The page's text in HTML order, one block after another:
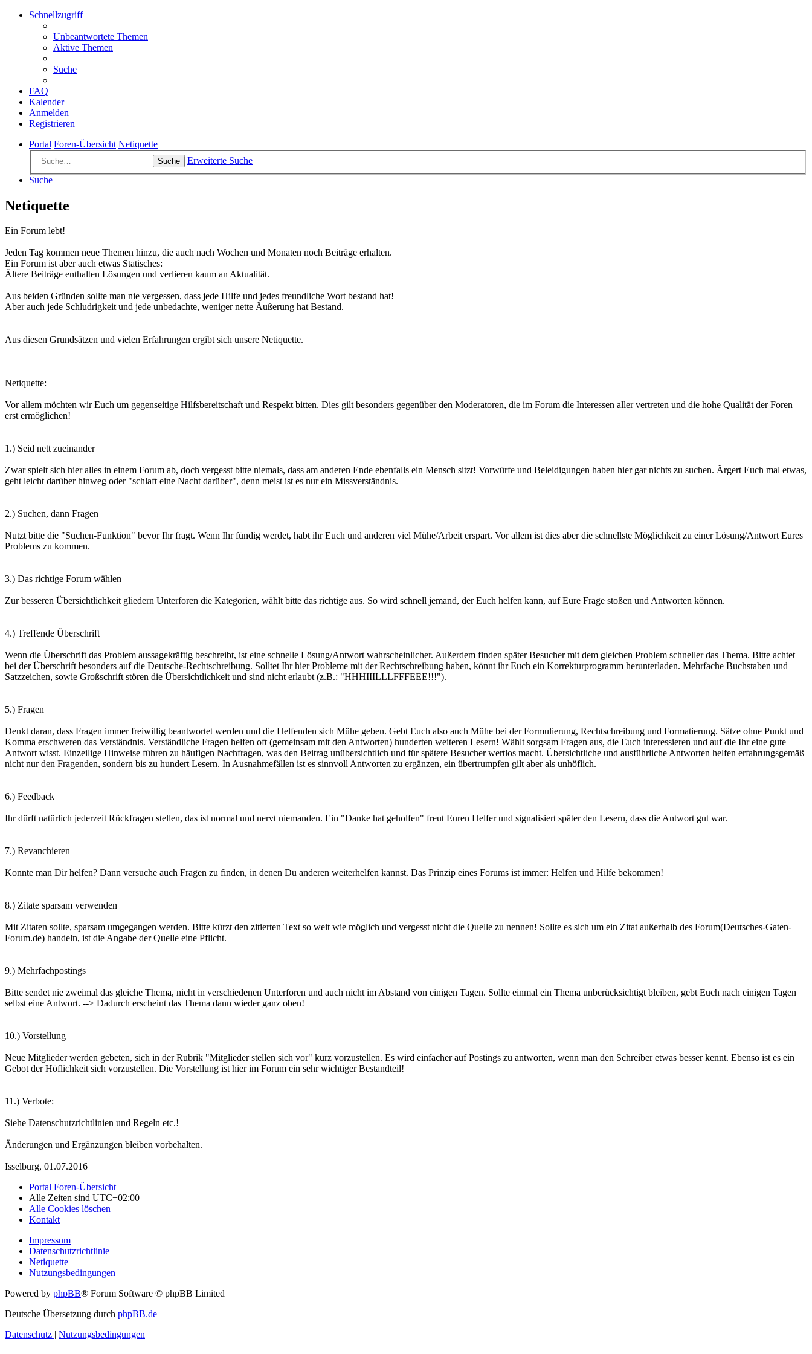
Schnellzugriff
Unbeantwortete Themen
Aktive Themen
Suche
FAQ
Kalender
Anmelden
Registrieren
Portal Foren-Übersicht Netiquette
Suche
Erweiterte Suche
Suche
Netiquette
Ein Forum lebt!
Jeden Tag kommen neue Themen hinzu, die auch nach Wochen und Monaten noch Beiträge erhalten.
Ein Forum ist aber auch etwas Statisches:
Ältere Beiträge enthalten Lösungen und verlieren kaum an Aktualität.
Aus beiden Gründen sollte man nie vergessen, dass jede Hilfe und jedes freundliche Wort bestand hat!
Aber auch jede Schludrigkeit und jede unbedachte, weniger nette Äußerung hat Bestand.
Aus diesen Grundsätzen und vielen Erfahrungen ergibt sich unsere Netiquette.
Netiquette:
Vor allem möchten wir Euch um gegenseitige Hilfsbereitschaft und Respekt bitten. Dies gilt besonders gegenüber den Moderatoren, die im Forum die Interessen aller vertreten und die hohe Qualität der Foren
erst ermöglichen!
1.) Seid nett zueinander
Zwar spielt sich hier alles in einem Forum ab, doch vergesst bitte niemals, dass am anderen Ende ebenfalls ein Mensch sitzt! Vorwürfe und Beleidigungen haben hier gar nichts zu suchen. Ärgert Euch mal etwas,
geht leicht darüber hinweg oder "schlaft eine Nacht darüber", denn meist ist es nur ein Missverständnis.
2.) Suchen, dann Fragen
Nutzt bitte die "Suchen-Funktion" bevor Ihr fragt. Wenn Ihr fündig werdet, habt ihr Euch und anderen viel Mühe/Arbeit erspart. Vor allem ist dies aber die schnellste Möglichkeit zu einer Lösung/Antwort Eures
Problems zu kommen.
3.) Das richtige Forum wählen
Zur besseren Übersichtlichkeit gliedern Unterforen die Kategorien, wählt bitte das richtige aus. So wird schnell jemand, der Euch helfen kann, auf Eure Frage stoßen und Antworten können.
4.) Treffende Überschrift
Wenn die Überschrift das Problem aussagekräftig beschreibt, ist eine schnelle Lösung/Antwort wahrscheinlicher. Außerdem finden später Besucher mit dem gleichen Problem schneller das Thema. Bitte achtet
bei der Überschrift besonders auf die Deutsche-Rechtschreibung. Solltet Ihr hier Probleme mit der Rechtschreibung haben, könnt ihr Euch ein Korrekturprogramm herunterladen. Mehrfache Buchstaben und
Satzzeichen, sowie Großschrift stören die Übersichtlichkeit und sind nicht erlaubt (z.B.: "HHHIIILLLFFFEEE!!!").
5.) Fragen
Denkt daran, dass Fragen immer freiwillig beantwortet werden und die Helfenden sich Mühe geben. Gebt Euch also auch Mühe bei der Formulierung, Rechtschreibung und Formatierung. Sätze ohne Punkt und
Komma erschweren das Verständnis. Verständliche Fragen helfen oft (gemeinsam mit den Antworten) hunderten weiteren Lesern! Wählt sorgsam Fragen aus, die Euch interessieren und auf die Ihr eine gute
Antwort wisst. Einzeilige Hinweise führen zu häufigen Nachfragen, was den Beitrag unübersichtlich und für spätere Besucher wertlos macht. Übersichtliche und ausführliche Antworten helfen erfahrungsgemäß
nicht nur den Fragenden, sondern bis zu hundert Lesern. In Ausnahmefällen ist es sinnvoll Antworten zu ergänzen, ein übertrumpfen gilt aber als unhöflich.
6.) Feedback
Ihr dürft natürlich jederzeit Rückfragen stellen, das ist normal und nervt niemanden. Ein "Danke hat geholfen" freut Euren Helfer und signalisiert später den Lesern, dass die Antwort gut war.
7.) Revanchieren
Konnte man Dir helfen? Dann versuche auch Fragen zu finden, in denen Du anderen weiterhelfen kannst. Das Prinzip eines Forums ist immer: Helfen und Hilfe bekommen!
8.) Zitate sparsam verwenden
Mit Zitaten sollte, sparsam umgegangen werden. Bitte kürzt den zitierten Text so weit wie möglich und vergesst nicht die Quelle zu nennen! Sollte es sich um ein Zitat außerhalb des Forum(Deutsches-Gaten-
Forum.de) handeln, ist die Angabe der Quelle eine Pflicht.
9.) Mehrfachpostings
Bitte sendet nie zweimal das gleiche Thema, nicht in verschiedenen Unterforen und auch nicht im Abstand von einigen Tagen. Sollte einmal ein Thema unberücksichtigt bleiben, gebt Euch nach einigen Tagen
selbst eine Antwort. --> Dadurch erscheint das Thema dann wieder ganz oben!
10.) Vorstellung
Neue Mitglieder werden gebeten, sich in der Rubrik "Mitglieder stellen sich vor" kurz vorzustellen. Es wird einfacher auf Postings zu antworten, wenn man den Schreiber etwas besser kennt. Ebenso ist es ein
Gebot der Höflichkeit sich vorzustellen. Die Vorstellung ist hier im Forum ein sehr wichtiger Bestandteil!
11.) Verbote:
Siehe Datenschutzrichtlinien und Regeln etc.!
Änderungen und Ergänzungen bleiben vorbehalten.
Isselburg, 01.07.2016
Portal Foren-Übersicht
Alle Zeiten sind UTC+02:00
Alle Cookies löschen
Kontakt
Impressum
Datenschutzrichtlinie
Netiquette
Nutzungsbedingungen
Powered by phpBB® Forum Software © phpBB Limited
Deutsche Übersetzung durch phpBB.de
Datenschutz | Nutzungsbedingungen